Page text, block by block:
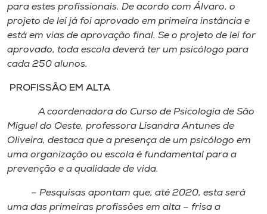
para estes profissionais. De acordo com Álvaro, o
projeto de lei já foi aprovado em primeira instância e
está em vias de aprovação final. Se o projeto de lei for
aprovado, toda escola deverá ter um psicólogo para
cada 250 alunos.
PROFISSÃO EM ALTA
A coordenadora do Curso de Psicologia de São
Miguel do Oeste, professora Lisandra Antunes de
Oliveira, destaca que a presença de um psicólogo em
uma organização ou escola é fundamental para a
prevenção e a qualidade de vida.
– Pesquisas apontam que, até 2020, esta será
uma das primeiras profissões em alta – frisa a